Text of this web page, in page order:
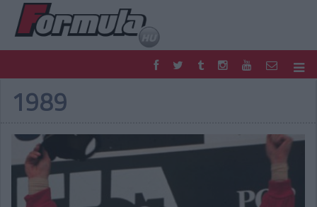
F1
FORMULA
RETRO
EGYÉB
PODCAST
LIVE
TIPPJÁTÉK
DIGITÁLIS MAGAZIN
PONTÁLLÁSOK
1989